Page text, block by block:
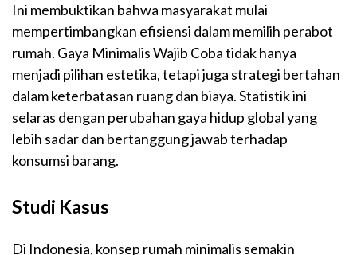
Ini membuktikan bahwa masyarakat mulai
mempertimbangkan efisiensi dalam memilih perabot
rumah. Gaya Minimalis Wajib Coba tidak hanya
menjadi pilihan estetika, tetapi juga strategi bertahan
dalam keterbatasan ruang dan biaya. Statistik ini
selaras dengan perubahan gaya hidup global yang
lebih sadar dan bertanggung jawab terhadap
konsumsi barang.
Studi Kasus
Di Indonesia, konsep rumah minimalis semakin